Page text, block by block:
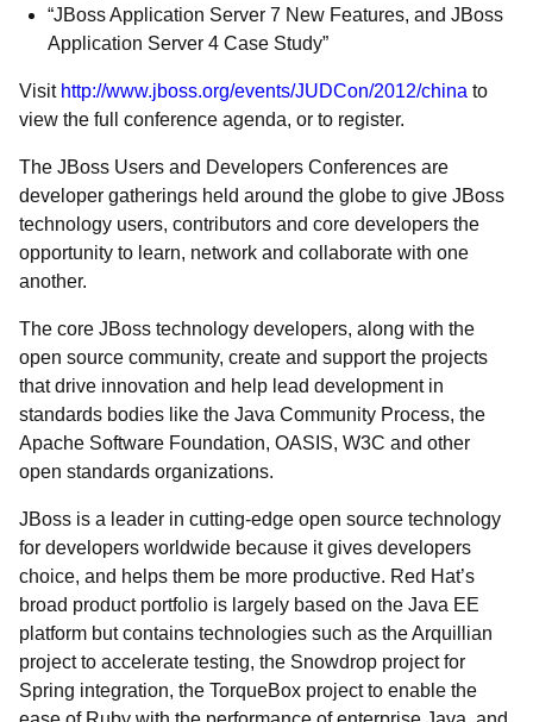
“JBoss Application Server 7 New Features, and JBoss
Application Server 4 Case Study”
Visit http://www.jboss.org/events/JUDCon/2012/china to
view the full conference agenda, or to register.
The JBoss Users and Developers Conferences are
developer gatherings held around the globe to give JBoss
technology users, contributors and core developers the
opportunity to learn, network and collaborate with one
another.
The core JBoss technology developers, along with the
open source community, create and support the projects
that drive innovation and help lead development in
standards bodies like the Java Community Process, the
Apache Software Foundation, OASIS, W3C and other
open standards organizations.
JBoss is a leader in cutting-edge open source technology
for developers worldwide because it gives developers
choice, and helps them be more productive. Red Hat’s
broad product portfolio is largely based on the Java EE
platform but contains technologies such as the Arquillian
project to accelerate testing, the Snowdrop project for
Spring integration, the TorqueBox project to enable the